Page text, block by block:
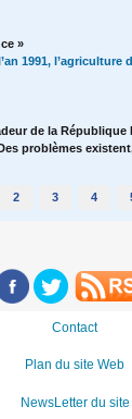
»
1991, l’agriculture
de la République
problèmes
2 3 4
Contact
Plan du site Web
NewsLetter du site